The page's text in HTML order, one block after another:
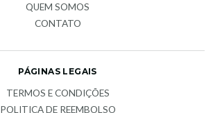
QUEM SOMOS
CONTATO
PÁGINAS LEGAIS
TERMOS E CONDIÇÕES
POLITICA DE REEMBOLSO